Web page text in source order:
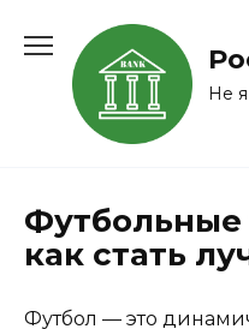
содержанию
Не
Футбольные
как стать
Футбол — это